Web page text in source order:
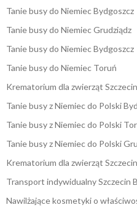
Tanie busy do Niemiec Bydgoszcz
Tanie busy do Niemiec Grudziądz
Tanie busy do Niemiec Bydgoszcz
Tanie busy do Niemiec Toruń
Krematorium dla zwierząt Szczecin
Tanie busy z Niemiec do Polski
Tanie busy z Niemiec do Polski
Tanie busy z Niemiec do Polski
Krematorium dla zwierząt Szczecin
Transport indywidualny Szczecin
Nawilżające kosmetyki o